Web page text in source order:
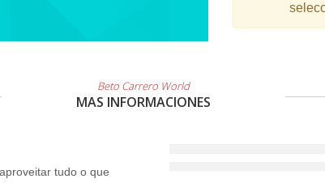
2
9
Beto Carrero World
MAS INFORMACIONES
tudo o que